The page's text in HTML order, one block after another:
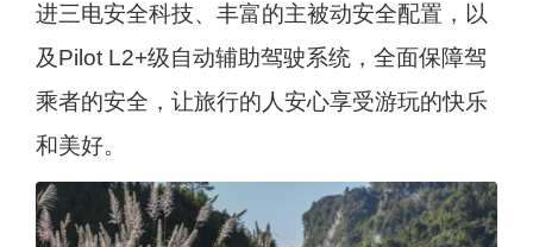
进三电安全科技、丰富的主被动安全配置，以
及Pilot L2+级自动辅助驾驶系统，全面保障驾
乘者的安全，让旅行的人安心享受游玩的快乐
和美好。